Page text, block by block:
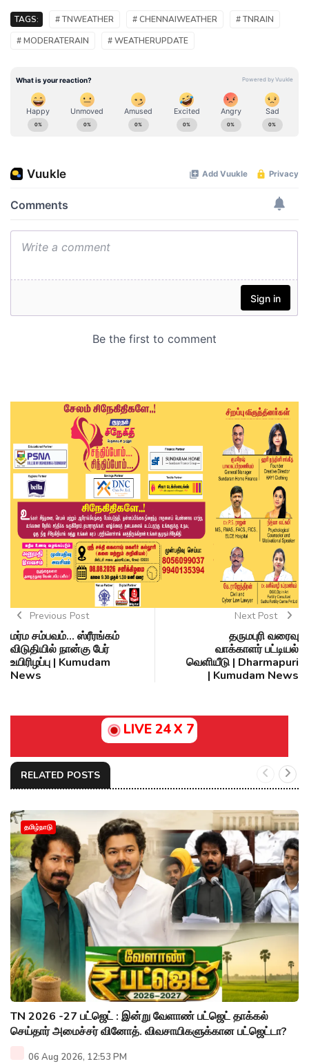
TAGS: # TNWEATHER # CHENNAIWEATHER
# TNRAIN
# MODERATERAIN
# WEATHERUPDATE
Previous Post
மர்ம சம்பவம்... ஸ்ரீரங்கம்
விடுதியில் நான்கு பேர்
உயிரிழப்பு | Kumudam
News
Next Post
தருமபுரி வரைவு
வாக்காளர் பட்டியல்
வெளியீடு | Dharmapuri
| Kumudam News
LIVE 24 X 7
RELATED POSTS
தமிழ்நாடு
TN 2026 -27 பட்ஜெட் : இன்று வேளாண் பட்ஜெட் தாக்கல்
செய்தார் அமைச்சர் வினோத். விவசாயிகளுக்கான பட்ஜெட்டா?
06 Aug 2026, 12:53 PM